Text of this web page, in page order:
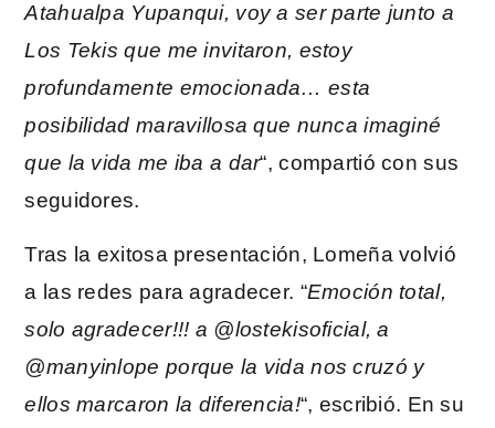
Atahualpa Yupanqui, voy a ser parte junto a
Los Tekis que me invitaron, estoy
profundamente emocionada… esta
posibilidad maravillosa que nunca imaginé
que la vida me iba a dar“, compartió con sus
seguidores.
Tras la exitosa presentación, Lomeña volvió
a las redes para agradecer. “Emoción total,
solo agradecer!!! a @lostekisoficial, a
@manyinlope porque la vida nos cruzó y
ellos marcaron la diferencia!“, escribió. En su